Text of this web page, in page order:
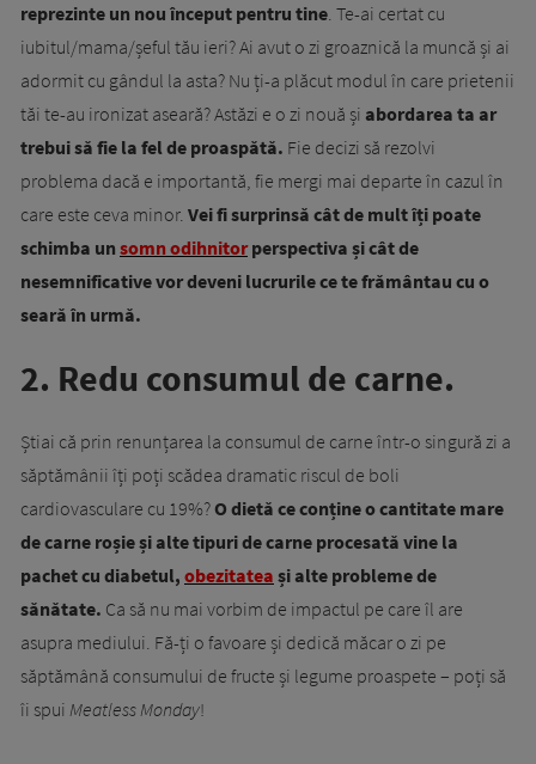
reprezinte un nou început pentru tine. Te-ai certat cu
iubitul/mama/șeful tău ieri? Ai avut o zi groaznică la muncă și ai
adormit cu gândul la asta? Nu ți-a plăcut modul în care prietenii
tăi te-au ironizat aseară? Astăzi e o zi nouă și abordarea ta ar
trebui să fie la fel de proaspătă. Fie decizi să rezolvi
problema dacă e importantă, fie mergi mai departe în cazul în
care este ceva minor. Vei fi surprinsă cât de mult îți poate
schimba un somn odihnitorperspectiva și cât de
nesemnificative vor deveni lucrurile ce te frământau cu o
seară în urmă.
2. Redu consumul de carne.
Știai că prin renunțarea la consumul de carne într-o singură zi a
săptămânii îți poți scădea dramatic riscul de boli
cardiovasculare cu 19%?O dietă ce conține o cantitate mare
de carne roșie și alte tipuri de carne procesată vine la
pachet cu diabetul, obezitatea și alte probleme de
sănătate. Ca să nu mai vorbim de impactul pe care îl are
asupra mediului. Fă-ți o favoare și dedică măcar o zi pe
săptămână consumului de fructe și legume proaspete – poți să
îi spui Meatless Monday!